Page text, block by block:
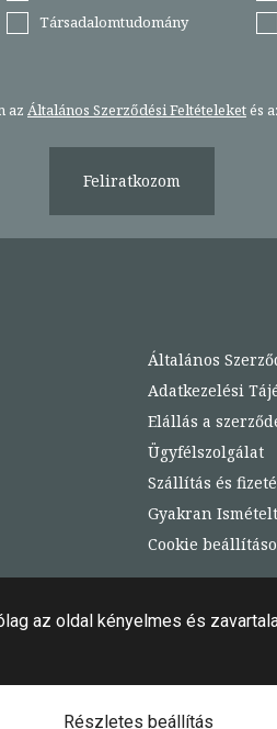
Társadalomtudomány
az Általános Szerződési Feltételeketés
Feliratkozom
Általános
Adatkezelési
Elállás a
Ügyfélszolgálat
Szállítás és
Gyakran
Cookie